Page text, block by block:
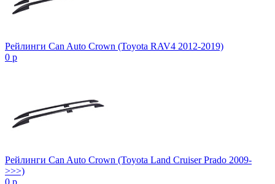
Рейлинги Can Auto Crown (Toyota RAV4 2012-2019)
0 p
Рейлинги Can Auto Crown (Toyota Land Cruiser Prado 2009-
>>>)
0 p